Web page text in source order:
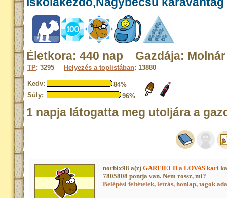
Életkora: 440 nap Gazdája:
TP: 3295 Helyezés a toplistában: 13880
Kedv:
84%
Súly:
96%
1 napja látogatta meg utoljára a
norbix98 a(z) GARFIELD a LOVAS kari
7805808 pontja van. Nem rossz, mi?
Belépési feltételek, leírás, honlap, tagok